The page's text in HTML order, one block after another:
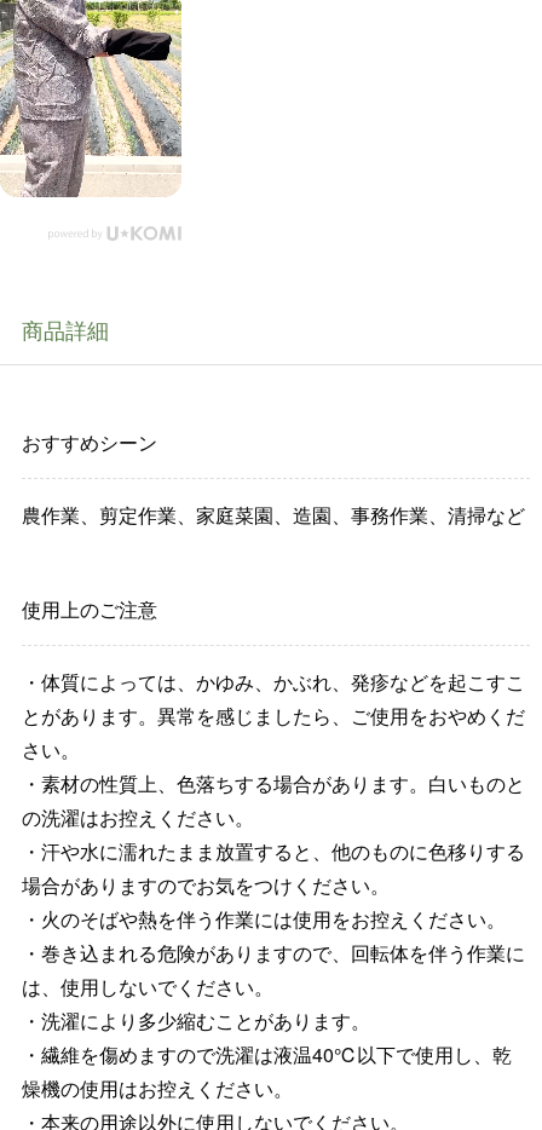
商品詳細
おすすめシーン
農作業、剪定作業、家庭菜園、造園、事務作業、清掃など
使用上のご注意
・体質によっては、かゆみ、かぶれ、発疹などを起こすこ
とがあります。異常を感じましたら、ご使用をおやめくだ
さい。
・素材の性質上、色落ちする場合があります。白いものと
の洗濯はお控えください。
・汗や水に濡れたまま放置すると、他のものに色移りする
場合がありますのでお気をつけください。
・火のそばや熱を伴う作業には使用をお控えください。
・巻き込まれる危険がありますので、回転体を伴う作業に
は、使用しないでください。
・洗濯により多少縮むことがあります。
・繊維を傷めますので洗濯は液温40℃以下で使用し、乾
燥機の使用はお控えください。
・本来の用途以外に使用しないでください。